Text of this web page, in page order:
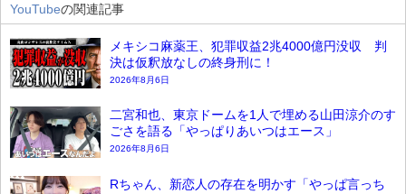
YouTubeの関連記事
メキシコ麻薬王、犯罪収益2兆4000億円没収 判
決は仮釈放なしの終身刑に！
2026年8月6日
二宮和也、東京ドームを1人で埋める山田涼介のす
ごさを語る「やっぱりあいつはエース」
2026年8月6日
Rちゃん、新恋人の存在を明かす「やっぱ言っち